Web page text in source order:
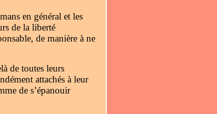
en général et les
de la liberté
de manière à ne
de toutes leurs
attachés à leur
de s’épanouir